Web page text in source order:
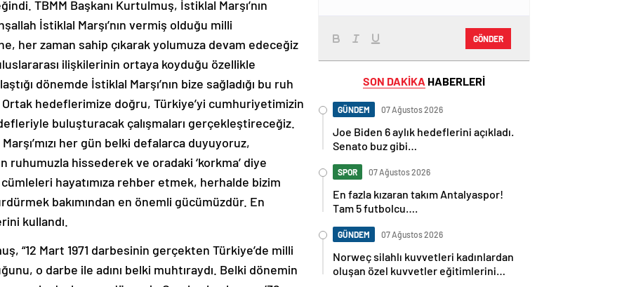
İstiklal Marşı’nın vermiş olduğu milli
her zaman sahip çıkarak yolumuza devam edeceğiz
ilişkilerinin ortaya koyduğu özellikle
dönemde İstiklal Marşı’nın bize sağladığı bu ruh
hedeflerimize doğru, Türkiye’yi cumhuriyetimizin
buluşturacak çalışmaları gerçekleştireceğiz.
her gün belki defalarca duyuyoruz,
hissederek ve oradaki ‘korkma’ diye
hayatımıza rehber etmek, herhalde bizim
bakımından en önemli gücümüzdür. En
kullandı.
o darbe ile adını belki muhtıraydı. Belki dönemin
ve arkadaşlarının, dönemin Cumhurbaşkanına ’32.
GÖNDER
Joe Biden 6 aylık hedeflerini açıkladı.
Senato buz gibi…
En fazla kızaran takım Antalyaspor!
Tam 5 futbolcu….
Norweç silahlı kuvvetleri kadınlardan
oluşan özel kuvvetler eğitimlerini
başlattı.